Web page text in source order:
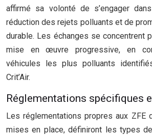
affirmé sa volonté de s’engager
réduction des rejets polluants et de
durable. Les échanges se concentrent
mise en œuvre progressive, en
véhicules les plus polluants
Crit’Air.
Réglementations spécifiques
Les réglementations propres aux ZFE
mises en place, définiront les types